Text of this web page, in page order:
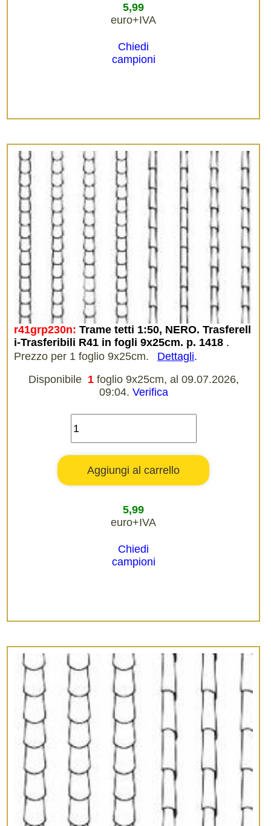
5,99
euro+IVA
Chiedi
campioni
r41grp230n: Trame tetti 1:50, NERO. Trasferell
i-Trasferibili R41 in fogli 9x25cm. p. 1418 .
Prezzo per 1 foglio 9x25cm.
Dettagli.
Disponibile 1 foglio 9x25cm, al 09.07.2026,
09:04. Verifica
5,99
euro+IVA
Chiedi
campioni